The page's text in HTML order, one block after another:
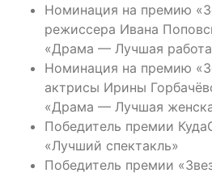
Номинация на премию
режиссера Ивана
«Драма — Лучшая
Номинация на премию
актрисы Ирины
«Драма — Лучшая
Победитель премии
«Лучший спектакль»
Победитель премии